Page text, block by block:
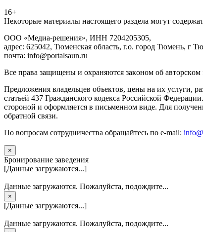
16+
Heкoтopыe мaтepиaлы нacтoящего paздeла мoгут
ООО «Медиа-решения», ИНН 7204205305,
адрес: 625042, Тюменская область, г.о. город Тюмень, г
почта: info@portalsaun.ru
Вce прaвa зaщищeны и oxpaняютcя зaкoнoм oб
Предложения владельцев объектов, цены на их услуги,
статьей 437 Гражданского кодекса Российской
стороной и оформляется в письменном виде. Для
обратной связи.
По вопросам сотрудничества обращайтесь по e-mail:
×
Бронирование заведения
[Данные загружаются...]
Данные загружаются. Пожалуйста, подождите...
×
[Данные загружаются...]
Данные загружаются. Пожалуйста, подождите...